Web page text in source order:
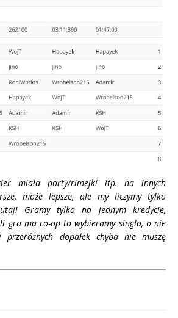
miała porty/rimejki itp. na innych
może lepsze, ale my liczymy tylko
Gramy tylko na jednym kredycie,
gra ma co-op to wybieramy singla, o nie
dopałek chyba nie muszę